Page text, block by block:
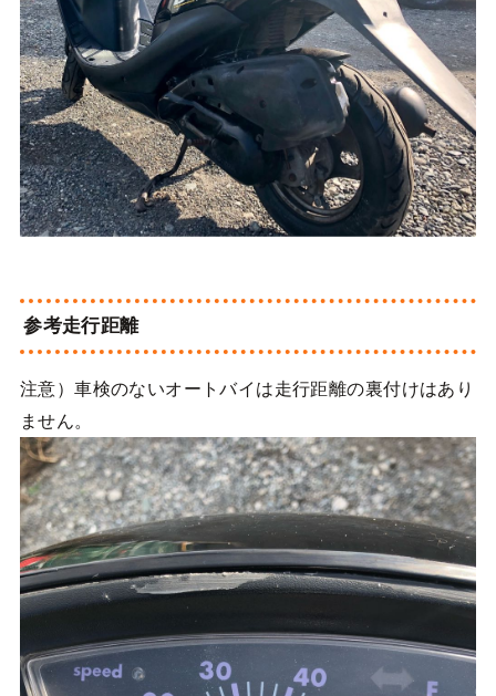
参考走行距離
注意）車検のないオートバイは走行距離の裏付けはあり
ません。